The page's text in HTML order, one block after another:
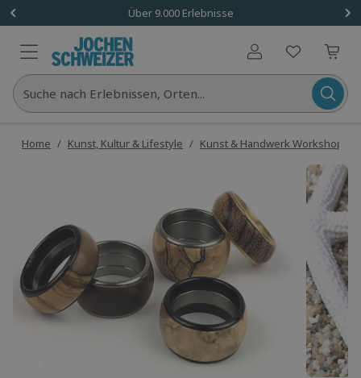
Über 9.000 Erlebnisse
Benutzerkonto
Suche nach Erlebnissen, Orten...
Home / Kunst, Kultur & Lifestyle / Kunst & Handwerk Workshops